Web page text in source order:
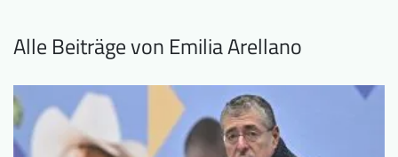
Alle Beiträge von Emilia Arellano